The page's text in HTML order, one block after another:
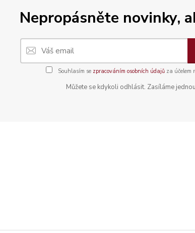
Nepropásněte novinky,
Souhlasím se zpracováním osobních údajůza účelem
Můžete se kdykoli odhlásit. Zasíláme